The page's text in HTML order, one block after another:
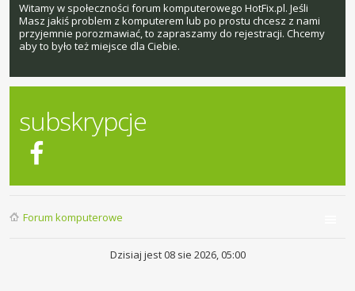
Witamy w społeczności forum komputerowego HotFix.pl. Jeśli
Masz jakiś problem z komputerem lub po prostu chcesz z nami
przyjemnie porozmawiać, to zapraszamy do rejestracji. Chcemy
aby to było też miejsce dla Ciebie.
subskrypcje
Forum komputerowe
Dzisiaj jest 08 sie 2026, 05:00